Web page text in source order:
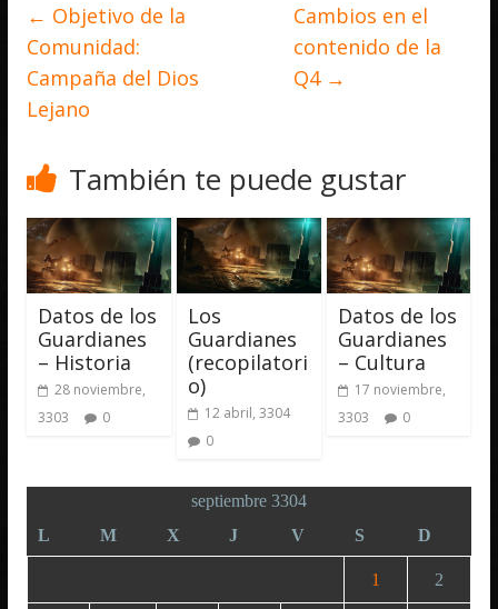
← Objetivo de la
Comunidad:
Campaña del Dios
Lejano
Cambios en el
contenido de la
Q4 →
También te puede gustar
Datos de los
Guardianes
– Historia
28 noviembre,
3303
0
Los
Guardianes
(recopilatori
o)
12 abril, 3304
0
Datos de los
Guardianes
– Cultura
17 noviembre,
3303
0
septiembre 3304
L
M X J V S D
1 2